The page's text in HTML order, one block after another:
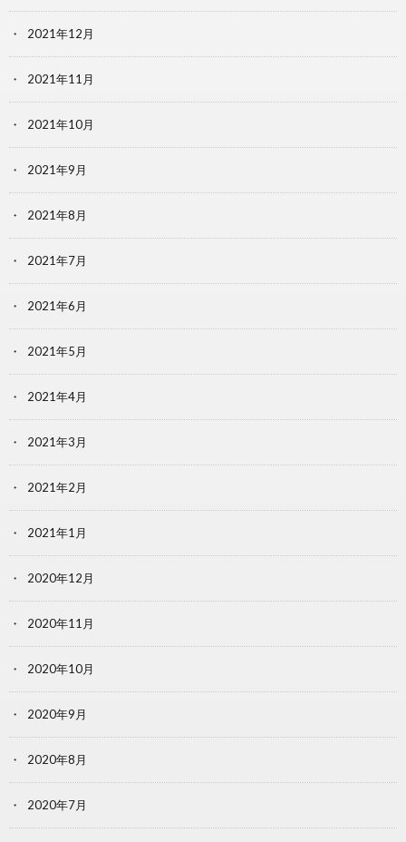
2021年12月
2021年11月
2021年10月
2021年9月
2021年8月
2021年7月
2021年6月
2021年5月
2021年4月
2021年3月
2021年2月
2021年1月
2020年12月
2020年11月
2020年10月
2020年9月
2020年8月
2020年7月